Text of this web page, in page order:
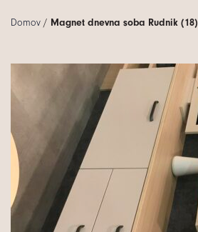
Domov / Magnet dnevna soba Rudnik (18)